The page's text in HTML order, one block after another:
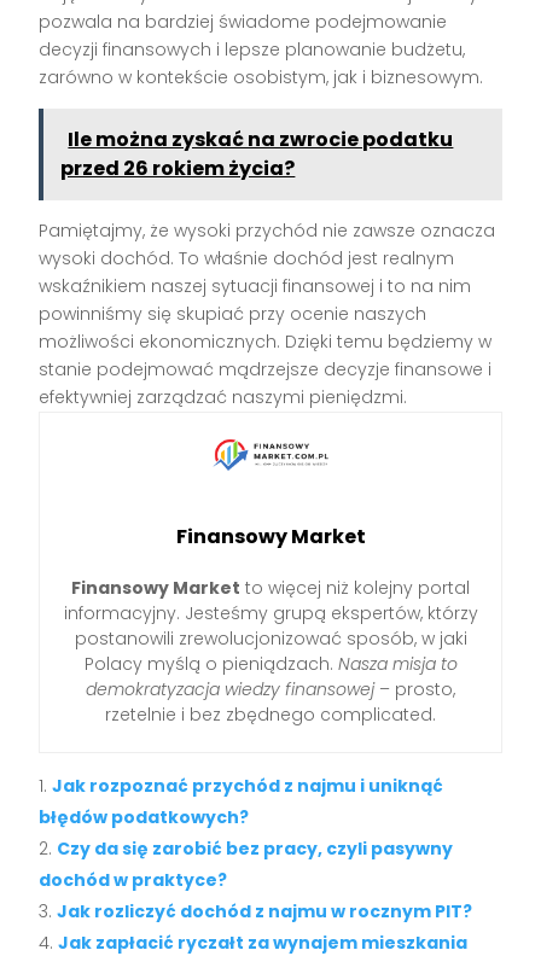
pozwala na bardziej świadome podejmowanie
decyzji finansowych i lepsze planowanie budżetu,
zarówno w kontekście osobistym, jak i biznesowym.
Ile można zyskać na zwrocie podatku
przed 26 rokiem życia?
Pamiętajmy, że wysoki przychód nie zawsze oznacza
wysoki dochód. To właśnie dochód jest realnym
wskaźnikiem naszej sytuacji finansowej i to na nim
powinniśmy się skupiać przy ocenie naszych
możliwości ekonomicznych. Dzięki temu będziemy w
stanie podejmować mądrzejsze decyzje finansowe i
efektywniej zarządzać naszymi pieniędzmi.
Finansowy Market
Finansowy Market to więcej niż kolejny portal
informacyjny. Jesteśmy grupą ekspertów, którzy
postanowili zrewolucjonizować sposób, w jaki
Polacy myślą o pieniądzach. Nasza misja to
demokratyzacja wiedzy finansowej– prosto,
rzetelnie i bez zbędnego complicated.
Jak rozpoznać przychód z najmu i uniknąć
błędów podatkowych?
Czy da się zarobić bez pracy, czyli pasywny
dochód w praktyce?
Jak rozliczyć dochód z najmu w rocznym PIT?
Jak zapłacić ryczałt za wynajem mieszkania